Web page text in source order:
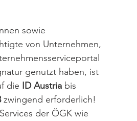
sowie
von Unternehmen,
genutzt haben, ist
die ID Austria bis
zwingend erforderlich!
der ÖGK wie